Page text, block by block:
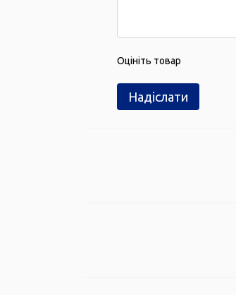
Оцініть товар
Надіслати